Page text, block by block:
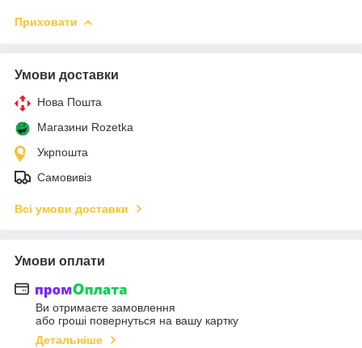
Приховати
Умови доставки
Нова Пошта
Магазини Rozetka
Укрпошта
Самовивіз
Всі умови доставки
Умови оплати
Ви отримаєте замовлення
або гроші повернуться на вашу картку
Детальніше